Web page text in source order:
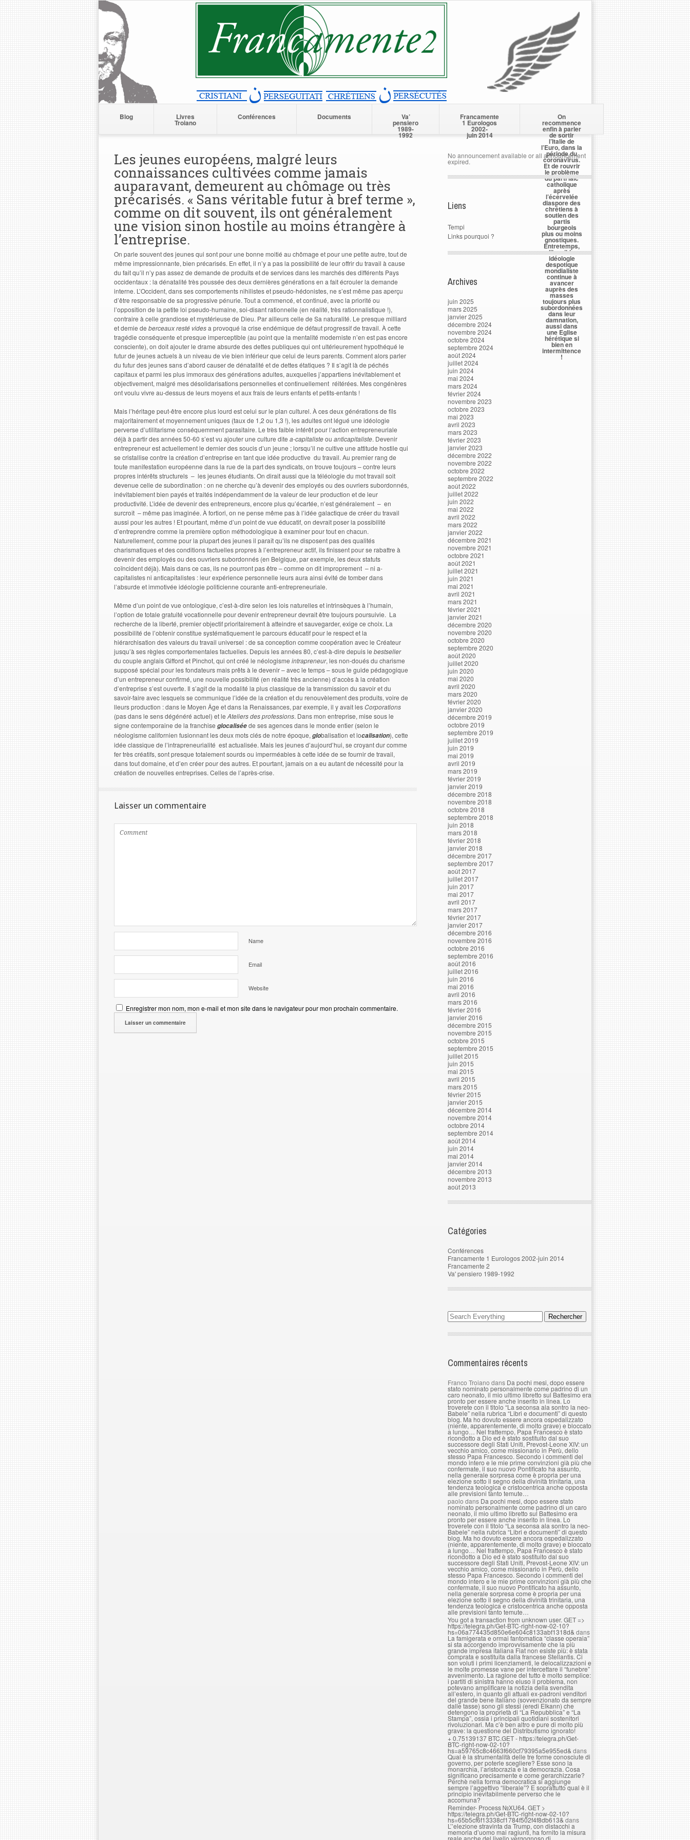
Blog Livres
Troiano
Conférences Documents Va’
pensiero
1989-
1992
Francamente
1 Eurologos
2002-
juin 2014
On
recommence
enfin à parler
de sortir
l’Italie de
l’Euro, dans la
période du
coronavirus.
Et de rouvrir
le problème
du parti laïc
catholique
après
l’écervelée
diaspore des
chrétiens à
soutien des
partis
bourgeois
plus ou moins
gnostiques.
Entretemps,
l’horrible
idéologie
despotique
mondialiste
continue à
avancer
auprès des
masses
toujours plus
subordonnées
dans leur
damnation,
aussi dans
une Eglise
hérétique si
bien en
intermittence
!
Les jeunes européens, malgré leurs
connaissances cultivées comme jamais
auparavant, demeurent au chômage ou très
précarisés. « Sans véritable futur à bref terme »,
comme on dit souvent, ils ont généralement
une vision sinon hostile au moins étrangère à
l’entreprise.
On parle souvent des jeunes qui sont pour une bonne moitié au chômage et pour une petite autre, tout de
même impressionnante, bien précarisés. En effet, il n’y a pas la possibilité de leur offrir du travail à cause
du fait qu’il n’y pas assez de demande de produits et de services dans les marchés des différents Pays
occidentaux : la dénatalité très poussée des deux dernières générations en a fait écrouler la demande
interne. L’Occident, dans ses comportements nihilistes et pseudo-hédonistes, ne s’est même pas aperçu
d’être responsable de sa progressive pénurie. Tout a commencé, et continué, avec la priorité ou
l’opposition de la petite loi pseudo-humaine, soi-disant rationnelle (en réalité, très rationnalistique !),
contraire à celle grandiose et mystérieuse de Dieu. Par ailleurs celle de Sa naturalité. Le presque milliard
et demie de berceaux resté videsa provoqué la crise endémique de défaut progressif de travail. À cette
tragédie conséquente et presque imperceptible (au point que la mentalité moderniste n’en est pas encore
consciente), on doit ajouter le drame absurde des dettes publiques qui ont ultérieurement hypothéqué le
futur de jeunes actuels à un niveau de vie bien inférieur que celui de leurs parents. Comment alors parler
du futur des jeunes sans d’abord causer de dénatalité et de dettes étatiques ? Il s’agit là de péchés
capitaux et parmi les plus immoraux des générations adultes, auxquelles j’appartiens inévitablement et
objectivement, malgré mes désolidarisations personnelles et continuellement réitérées. Mes congénères
ont voulu vivre au-dessus de leurs moyens et aux frais de leurs enfants et petits-enfants !
Mais l’héritage peut-être encore plus lourd est celui sur le plan culturel. À ces deux générations de fils
majoritairement et moyennement uniques (taux de 1,2 ou 1,3 !), les adultes ont légué une idéologie
perverse d’utilitarisme conséquemment parasitaire. Le très faible intérêt pour l’action entrepreneuriale
déjà à partir des années 50-60 s’est vu ajouter une culture dite a-capitalisteou anticapitaliste. Devenir
entrepreneur est actuellement le dernier des soucis d’un jeune ; lorsqu’il ne cultive une attitude hostile qui
se cristallise contre la création d’entreprise en tant que idée productive du travail. Au premier rang de
toute manifestation européenne dans la rue de la part des syndicats, on trouve toujours – contre leurs
propres intérêts structurels – les jeunes étudiants. On dirait aussi que la téléologie du mot travail soit
devenue celle de subordination : on ne cherche qu’à devenir des employés ou des ouvriers subordonnés,
inévitablement bien payés et traités indépendamment de la valeur de leur production et de leur
productivité. L’idée de devenir des entrepreneurs, encore plus qu’écartée, n’est généralement – en
surcroît – même pas imaginée. À fortiori, on ne pense même pas à l’idée galactique de créer du travail
aussi pour les autres ! Et pourtant, même d’un point de vue éducatif, on devrait poser la possibilité
d’entreprendre comme la première option méthodologique à examiner pour tout en chacun.
Naturellement, comme pour la plupart des jeunes il paraît qu’ils ne disposent pas des qualités
charismatiques et des conditions factuelles propres à l’entrepreneur actif, ils finissent pour se rabattre à
devenir des employés ou des ouvriers subordonnés (en Belgique, par exemple, les deux statuts
coïncident déjà). Mais dans ce cas, ils ne pourront pas être – comme on dit improprement – ni a-
capitalistes ni anticapitalistes : leur expérience personnelle leurs aura ainsi évité de tomber dans
l’absurde et immotivée idéologie politicienne courante anti-entrepreneuriale.
Même d’un point de vue ontologique, c’est-à-dire selon les lois naturelles et intrinsèques à l’humain,
l’option de totale gratuité vocationnelle pour devenir entrepreneur devrait être toujours poursuivie. La
recherche de la liberté, premier objectif prioritairement à atteindre et sauvegarder, exige ce choix. La
possibilité de l’obtenir constitue systématiquement le parcours éducatif pour le respect et la
hiérarchisation des valeurs du travail universel : de sa conception comme coopération avec le Créateur
jusqu’à ses règles comportementales factuelles. Depuis les années 80, c’est-à-dire depuis le bestseller
du couple anglais Gifford et Pinchot, qui ont créé le néologisme intrapreneur, les non-doués du charisme
supposé spécial pour les fondateurs mais prêts à le devenir – avec le temps – sous le guide pédagogique
d’un entrepreneur confirmé, une nouvelle possibilité (en réalité très ancienne) d’accès à la création
d’entreprise s’est ouverte. Il s’agit de la modalité la plus classique de la transmission du savoir et du
savoir-faire avec lesquels se communique l’idée de la création et du renouvèlement des produits, voire de
lleurs production : dans le Moyen Âge et dans la Renaissances, par exemple, il y avait lesCorporations
(pas dans le sens dégénéré actuel) et le Ateliers des professions. Dans mon entreprise, mise sous le
signe contemporaine de la franchise glocaliséede ses agences dans le monde entier (selon le
néologisme californien fusionnant les deux mots clés de notre époque, globalisation et localisation), cette
idée classique de l’intrapreneurialité est actualisée. Mais les jeunes d’aujourd’hui, se croyant dur comme
fer très créatifs, sont presque totalement sourds ou imperméables à cette idée de se fournir de travail,
dans tout domaine, et d’en créer pour des autres. Et pourtant, jamais on a eu autant de nécessité pour la
création de nouvelles entreprises. Celles de l’après-crise.
Laisser un commentaire
Name
Email
Website
Enregistrer mon nom, mon e-mail et mon site dans le navigateur pour mon prochain commentaire.
No announcement available or all announcement
expired.
Liens
Tempi
Links pourquoi ?
Archives
juin 2025
mars 2025
janvier 2025
décembre 2024
novembre 2024
octobre 2024
septembre 2024
août 2024
juillet 2024
juin 2024
mai 2024
mars 2024
février 2024
novembre 2023
octobre 2023
mai 2023
avril 2023
mars 2023
février 2023
janvier 2023
décembre 2022
novembre 2022
octobre 2022
septembre 2022
août 2022
juillet 2022
juin 2022
mai 2022
avril 2022
mars 2022
janvier 2022
décembre 2021
novembre 2021
octobre 2021
août 2021
juillet 2021
juin 2021
mai 2021
avril 2021
mars 2021
février 2021
janvier 2021
décembre 2020
novembre 2020
octobre 2020
septembre 2020
août 2020
juillet 2020
juin 2020
mai 2020
avril 2020
mars 2020
février 2020
janvier 2020
décembre 2019
octobre 2019
septembre 2019
juillet 2019
juin 2019
mai 2019
avril 2019
mars 2019
février 2019
janvier 2019
décembre 2018
novembre 2018
octobre 2018
septembre 2018
juin 2018
mars 2018
février 2018
janvier 2018
décembre 2017
septembre 2017
août 2017
juillet 2017
juin 2017
mai 2017
avril 2017
mars 2017
février 2017
janvier 2017
décembre 2016
novembre 2016
octobre 2016
septembre 2016
août 2016
juillet 2016
juin 2016
mai 2016
avril 2016
mars 2016
février 2016
janvier 2016
décembre 2015
novembre 2015
octobre 2015
septembre 2015
juillet 2015
juin 2015
mai 2015
avril 2015
mars 2015
février 2015
janvier 2015
décembre 2014
novembre 2014
octobre 2014
septembre 2014
août 2014
juin 2014
mai 2014
janvier 2014
décembre 2013
novembre 2013
août 2013
Catégories
Conférences
Francamente 1 Eurologos 2002-juin 2014
Francamente 2
Va' pensiero 1989-1992
Commentaires récents
Franco Troiano dans Da pochi mesi, dopo essere
stato nominato personalmente come padrino di un
caro neonato, il mio ultimo libretto sul Battesimo era
pronto per essere anche inserito in linea. Lo
troverete con il titolo “La seconsa ala sontro la neo-
Babele” nella rubrica “Libri e documenti” di questo
blog. Ma ho dovuto essere ancora ospedalizzato
(niente, apparentemente, di molto grave) e bloccato
a lungo… Nel frattempo, Papa Francesco è stato
ricondotto a Dio ed è stato sostituito dal suo
successore degli Stati Uniti, Prevost-Leone XIV: un
vecchio amico, come missionario in Perù, dello
stesso Papa Francesco. Secondo i commenti del
mondo intero e le mie prime convinzioni già più che
confermate, il suo nuovo Pontificato ha assunto,
nella generale sorpresa come è propria per una
elezione sotto il segno della divinità trinitaria, una
tendenza teologica e cristocentrica anche opposta
alle previsioni tanto temute…
paolo dans Da pochi mesi, dopo essere stato
nominato personalmente come padrino di un caro
neonato, il mio ultimo libretto sul Battesimo era
pronto per essere anche inserito in linea. Lo
troverete con il titolo “La seconsa ala sontro la neo-
Babele” nella rubrica “Libri e documenti” di questo
blog. Ma ho dovuto essere ancora ospedalizzato
(niente, apparentemente, di molto grave) e bloccato
a lungo… Nel frattempo, Papa Francesco è stato
ricondotto a Dio ed è stato sostituito dal suo
successore degli Stati Uniti, Prevost-Leone XIV: un
vecchio amico, come missionario in Perù, dello
stesso Papa Francesco. Secondo i commenti del
mondo intero e le mie prime convinzioni già più che
confermate, il suo nuovo Pontificato ha assunto,
nella generale sorpresa come è propria per una
elezione sotto il segno della divinità trinitaria, una
tendenza teologica e cristocentrica anche opposta
alle previsioni tanto temute…
You got a transaction from unknown user. GЕТ =>
https://telegra.ph/Get-BTC-right-now-02-10?
hs=06a774435d850e6e604c8133abf1318d& dans
La famigerata e ormai fantomatica “classe operaia”
si sta accorgendo improvvisamente che la più
grande impresa italiana Fiat non esiste più: è stata
comprata e sostituita dalla francese Stellantis. Ci
son voluti i primi licenziamenti, le delocalizzazioni e
le molte promesse vane per intercettare il “funebre”
avvenimento. La ragione del tutto è molto semplice:
i partiti di sinistra hanno eluso il problema, non
potevano amplificare la notizia della svendita
all’estero, in quanto gli attuali ex-padroni venditori
del grande bene italiano (sovvenzionato da sempre
dalle tasse) sono gli stessi (eredi Elkann) che
detengono la proprietà di “La Repubblica” e “La
Stampa”, ossia i principali quotidiani sostenitori
rivoluzionari. Ma c’è ben altro e pure di molto più
grave: la questione del Distributismo ignorato!
+ 0.75139137 BTC.GET - https://telegra.ph/Get-
BTC-right-now-02-10?
hs=a59765c8c4663f660cf79395a5e955ed& dans
Qual è la strumentalità delle tre forme conosciute di
governo, per poterle scegliere? Esse sono la
monarchia, l’aristocrazia e la democrazia. Cosa
significano precisamente e come gerarchizzarle?
Perchè nella forma democratica si aggiunge
sempre l’aggettivo “liberale”? E soprattutto qual è il
principio inevitabilmente perverso che le
accomuna?
Reminder- Process №XU64. GET >
https://telegra.ph/Get-BTC-right-now-02-10?
hs=65b5cf6f13338cf1784f502f4f8db613& dans
L’’elezione stravinta da Trump, con distacchi a
memoria d’uomo mai ragiunti, ha fornito la misura
reale anche del livello vergognoso di